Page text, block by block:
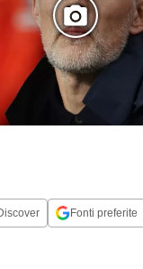
Fonti preferite